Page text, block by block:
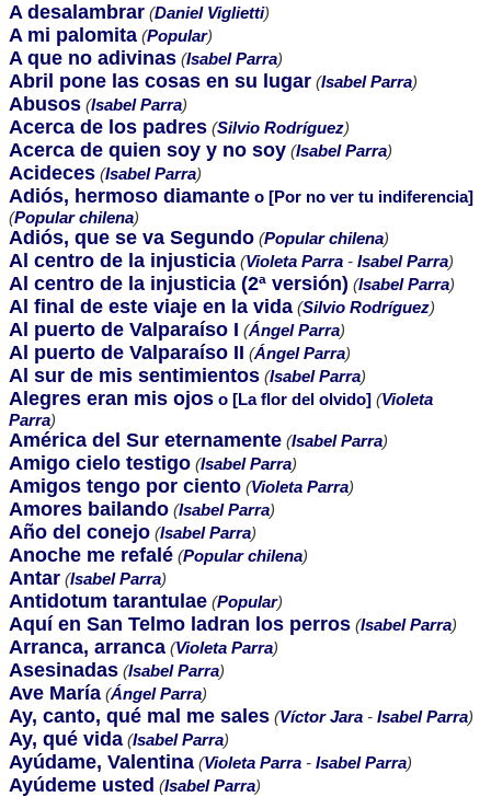
A desalambrar (Daniel Viglietti)
A mi palomita (Popular)
A que no adivinas (Isabel Parra)
Abril pone las cosas en su lugar (Isabel Parra)
Abusos (Isabel Parra)
Acerca de los padres (Silvio Rodríguez)
Acerca de quien soy y no soy (Isabel Parra)
Acideces (Isabel Parra)
Adiós, hermoso diamante o [Por no ver tu indiferencia]
(Popular chilena)
Adiós, que se va Segundo (Popular chilena)
Al centro de la injusticia (Violeta Parra - Isabel Parra)
Al centro de la injusticia (2ª versión) (Isabel Parra)
Al final de este viaje en la vida (Silvio Rodríguez)
Al puerto de Valparaíso I (Ángel Parra)
Al puerto de Valparaíso II (Ángel Parra)
Al sur de mis sentimientos (Isabel Parra)
Alegres eran mis ojos o [La flor del olvido] (Violeta
Parra)
América del Sur eternamente (Isabel Parra)
Amigo cielo testigo (Isabel Parra)
Amigos tengo por ciento (Violeta Parra)
Amores bailando (Isabel Parra)
Año del conejo (Isabel Parra)
Anoche me refalé (Popular chilena)
Antar (Isabel Parra)
Antidotum tarantulae (Popular)
Aquí en San Telmo ladran los perros (Isabel Parra)
Arranca, arranca (Violeta Parra)
Asesinadas (Isabel Parra)
Ave María (Ángel Parra)
Ay, canto, qué mal me sales (Víctor Jara - Isabel Parra)
Ay, qué vida (Isabel Parra)
Ayúdame, Valentina (Violeta Parra - Isabel Parra)
Ayúdeme usted (Isabel Parra)